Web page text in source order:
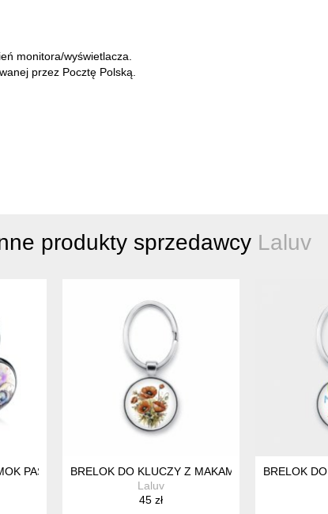
monitora/wyświetlacza.
przez Pocztę Polską.
produkty sprzedawcy Laluv
IDEALNE NA PREZENT
PASTELOWY FANTASY BIŻUTERIA UROCZY PREZENT
BRELOK DO KLUCZY Z MAKAMI - KWIATOWY
Laluv
45 zł
BRELOK